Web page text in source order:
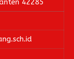
42285